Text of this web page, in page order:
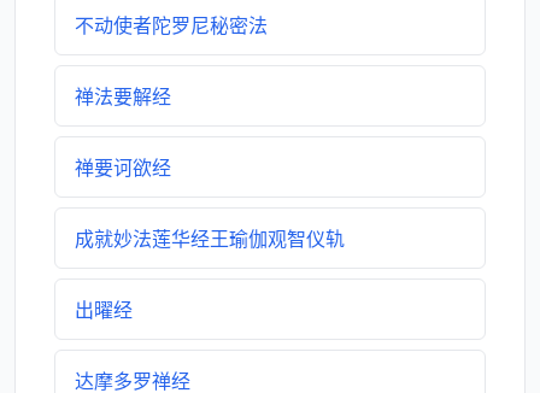
不动使者陀罗尼秘密法
禅法要解经
禅要诃欲经
成就妙法莲华经王瑜伽观智仪轨
出曜经
达摩多罗禅经